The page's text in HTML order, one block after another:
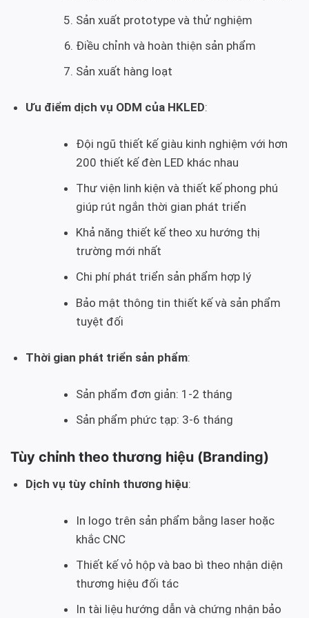
Sản xuất prototype và thử nghiệm
Điều chỉnh và hoàn thiện sản phẩm
Sản xuất hàng loạt
Ưu điểm dịch vụ ODM của HKLED:
Đội ngũ thiết kế giàu kinh nghiệm với hơn
200 thiết kế đèn LED khác nhau
Thư viện linh kiện và thiết kế phong phú
giúp rút ngắn thời gian phát triển
Khả năng thiết kế theo xu hướng thị
trường mới nhất
Chi phí phát triển sản phẩm hợp lý
Bảo mật thông tin thiết kế và sản phẩm
tuyệt đối
Thời gian phát triển sản phẩm:
Sản phẩm đơn giản: 1-2 tháng
Sản phẩm phức tạp: 3-6 tháng
Tùy chỉnh theo thương hiệu (Branding)
Dịch vụ tùy chỉnh thương hiệu:
In logo trên sản phẩm bằng laser hoặc
khắc CNC
Thiết kế vỏ hộp và bao bì theo nhận diện
thương hiệu đối tác
In tài liệu hướng dẫn và chứng nhận bảo